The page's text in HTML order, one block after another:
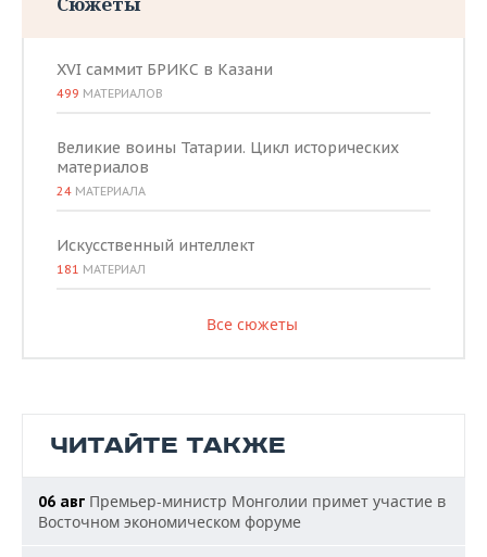
XVI саммит БРИКС в Казани
499 МАТЕРИАЛОВ
Великие воины Татарии. Цикл исторических
материалов
24 МАТЕРИАЛА
Искусственный интеллект
181 МАТЕРИАЛ
Все сюжеты
ЧИТАЙТЕ ТАКЖЕ
06 авг Премьер-министр Монголии примет участие в
Восточном экономическом форуме